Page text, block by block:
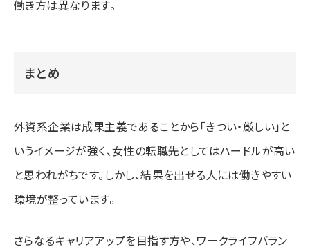
働き方は異なります。
まとめ
外資系企業は成果主義であることから「きつい・厳しい」と
いうイメージが強く、女性の転職先としてはハードルが高い
と思われがちです。しかし、結果を出せる人には働きやすい
環境が整っています。
さらなるキャリアアップを目指す方や、ワークライフバラン